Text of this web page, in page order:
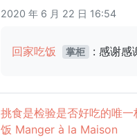
2020 年 6 月 22 日 16:54
回家吃饭 掌柜 : 感谢感
挑食是检验是否好吃的唯一
饭 Manger à la Maison